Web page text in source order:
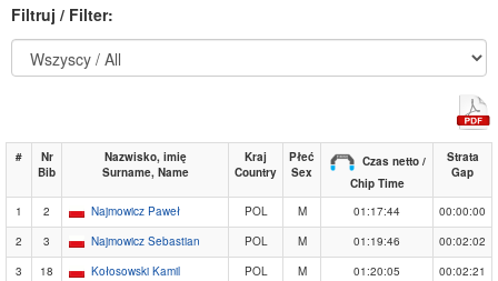
Filtruj / Filter:
#
Nr
Bib
Nazwisko, imię
Surname, Name
Kraj
Country
Płeć
Sex
Czas netto /
Chip Time
Strata
Gap
1 2 Najmowicz Paweł POL M 01:17:44
00:00:00
2
3 Najmowicz Sebastian POL M 01:19:46
00:02:02
3
18 Kołosowski Kamil POL M 01:20:05
00:02:21